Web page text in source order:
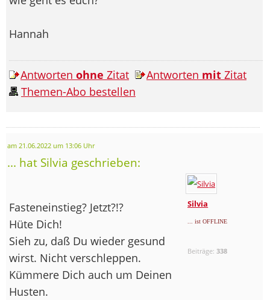
Hannah
Antworten ohne Zitat Antworten mit Zitat
Themen-Abo bestellen
am 21.06.2022 um 13:06 Uhr
... hat Silvia geschrieben:
Silvia
... ist OFFLINE
Beiträge:338
Fasteneinstieg? Jetzt?!?
Hüte Dich!
Sieh zu, daß Du wieder gesund
wirst. Nicht verschleppen.
Kümmere Dich auch um Deinen
Husten.